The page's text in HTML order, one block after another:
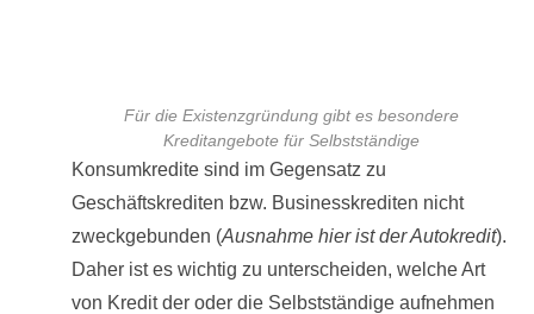
Für die Existenzgründung gibt es besondere
Kreditangebote für Selbstständige
Konsumkredite sind im Gegensatz zu
Geschäftskrediten bzw. Businesskrediten nicht
zweckgebunden (Ausnahme hier ist der Autokredit).
Daher ist es wichtig zu unterscheiden, welche Art
von Kredit der oder die Selbstständige aufnehmen